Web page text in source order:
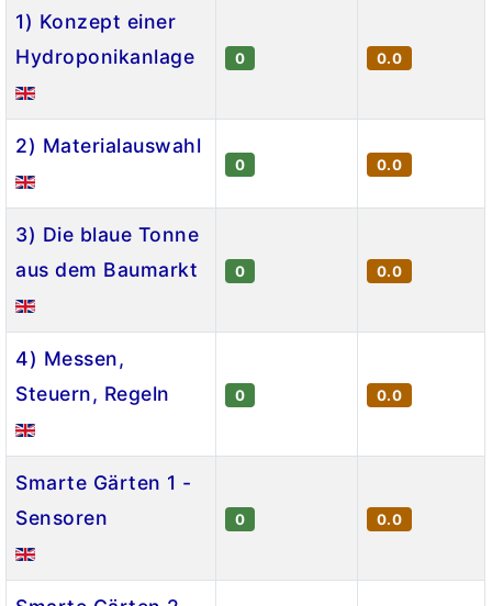
1) Konzept einer
Hydroponikanlage
0 0.0
2) Materialauswahl
0 0.0
3) Die blaue Tonne
aus dem Baumarkt
0 0.0
4) Messen,
Steuern, Regeln
0 0.0
Smarte Gärten 1 -
Sensoren
0 0.0